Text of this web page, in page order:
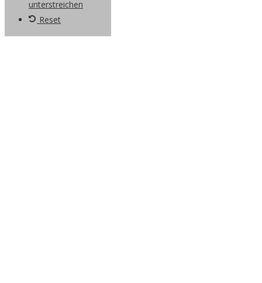
unterstreichen
Reset